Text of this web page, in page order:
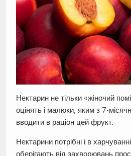
Нектарин не тільки «жіночий
оцінять і малюки, яким з 7-
вводити в раціон цей фрукт.
Нектарини потрібні і в
оберігають від захворювань